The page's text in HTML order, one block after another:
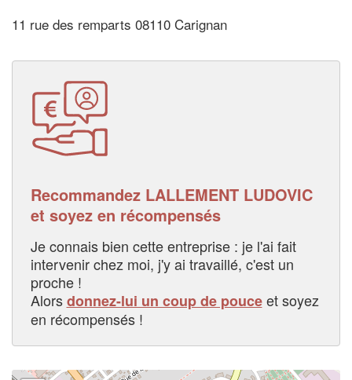
11 rue des remparts 08110 Carignan
Recommandez LALLEMENT LUDOVIC
et soyez en récompensés
Je connais bien cette entreprise : je l'ai fait
intervenir chez moi, j'y ai travaillé, c'est un
proche !
Alorsdonnez-lui un coup de pouceet soyez
en récompensés !